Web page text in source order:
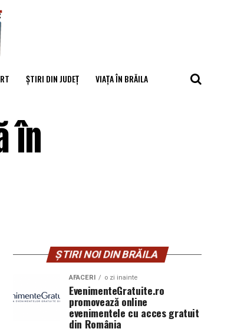
ȘTIRI DIN JUDEȚ VIAȚA ÎN BRĂILA
în
ȘTIRI NOI DIN BRĂILA
AFACERI o zi inainte
EvenimenteGratuite.ro
promovează online
evenimentele cu acces gratuit
din România